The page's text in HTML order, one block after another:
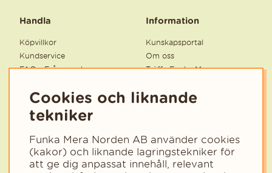
Handla
Köpvillkor
Kundservice
FAQ - Frågor och svar
Säkra produkter
Supplier Code of Conduct
Ångra köp
Information
Kunskapsportal
Om oss
Träffa Funka Mera
Cookies
Cookies och liknande
tekniker
Funka Mera Norden AB använder cookies
(kakor) och liknande lagringstekniker för
att ge dig anpassat innehåll, relevant